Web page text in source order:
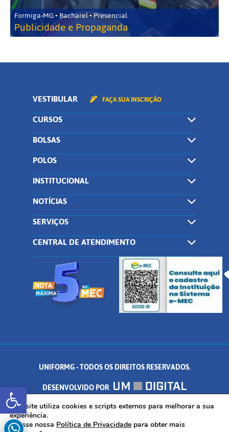
Abrir a barra de ferramentas
Formiga-MG • Bacharel • Presencial
Publicidade e Propaganda
VESTIBULAR FAÇA SUA INSCRIÇÃO
CURSOS
BOLSAS
POLOS
INSTITUCIONAL
NOTÍCIAS
SERVIÇOS
CENTRAL DE ATENDIMENTO
UNIFORMG - TODOS OS DIREITOS RESERVADOS.
DESENVOLVIDO POR
AV. DR. ARNALDO DE SENNA, 328 - PALMEIRAS, FORMIGA/MG - CEP:
35.574.530
Este site utiliza cookies e scripts externos para melhorar a sua
experiência.
Acesse nossa Política de Privacidade para obter mais